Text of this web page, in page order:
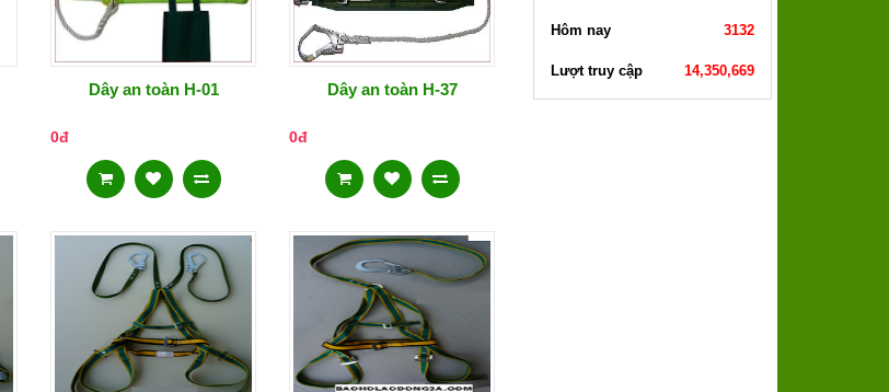
Dây an toàn H-01
0đ
Dây an toàn H-37
0đ
Hôm nay 3132
Lượt truy cập 14,350,669